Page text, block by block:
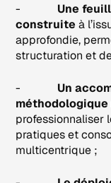
- Une
construite à
approfondie,
structuration et
- Un
professionnaliser
pratiques et
multicentrique ;